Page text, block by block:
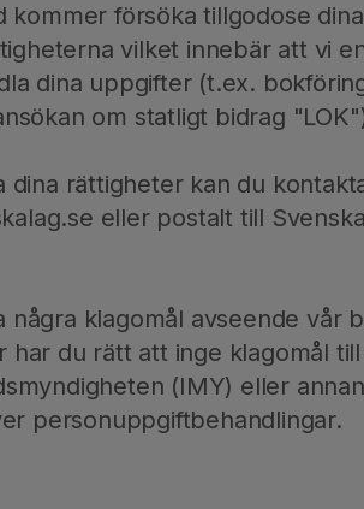
kommer försöka tillgodose
vilket innebär att vi
dina uppgifter (t.ex.
om statligt bidrag
dina rättigheter kan du
eller postalt till
några klagomål avseende vår
har du rätt att inge klagomål
(IMY) eller
personuppgiftbehandlingar.